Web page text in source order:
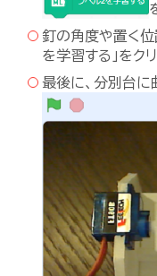
釘の角度や置く
を学習する」をク
最後に、分別台に